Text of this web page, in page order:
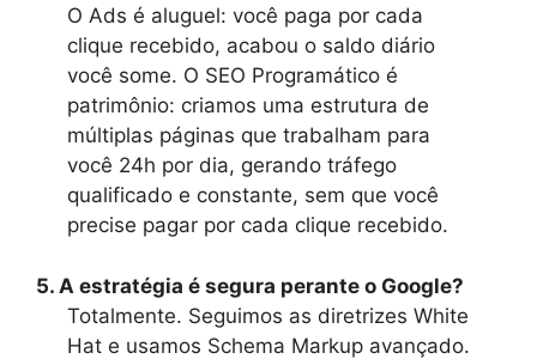
O Ads é aluguel: você paga por cada
clique recebido, acabou o saldo diário
você some. O SEO Programático é
patrimônio: criamos uma estrutura de
múltiplas páginas que trabalham para
você 24h por dia, gerando tráfego
qualificado e constante, sem que você
precise pagar por cada clique recebido.
5. A estratégia é segura perante o Google?
Totalmente. Seguimos as diretrizes White
Hat e usamos Schema Markup avançado.